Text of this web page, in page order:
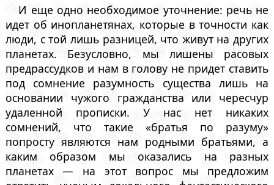
И еще одно необходимое уточнение: речь не
идет об инопланетянах, которые в точности как
люди, с той лишь разницей, что живут на других
планетах. Безусловно, мы лишены расовых
предрассудков и нам в голову не придет ставить
под сомнение разумность существа лишь на
основании чужого гражданства или чересчур
удаленной прописки. У нас нет никаких
сомнений, что такие «братья по разуму»
попросту являются нам родными братьями, а
каким образом мы оказались на разных
планетах — на этот вопрос мы предложим